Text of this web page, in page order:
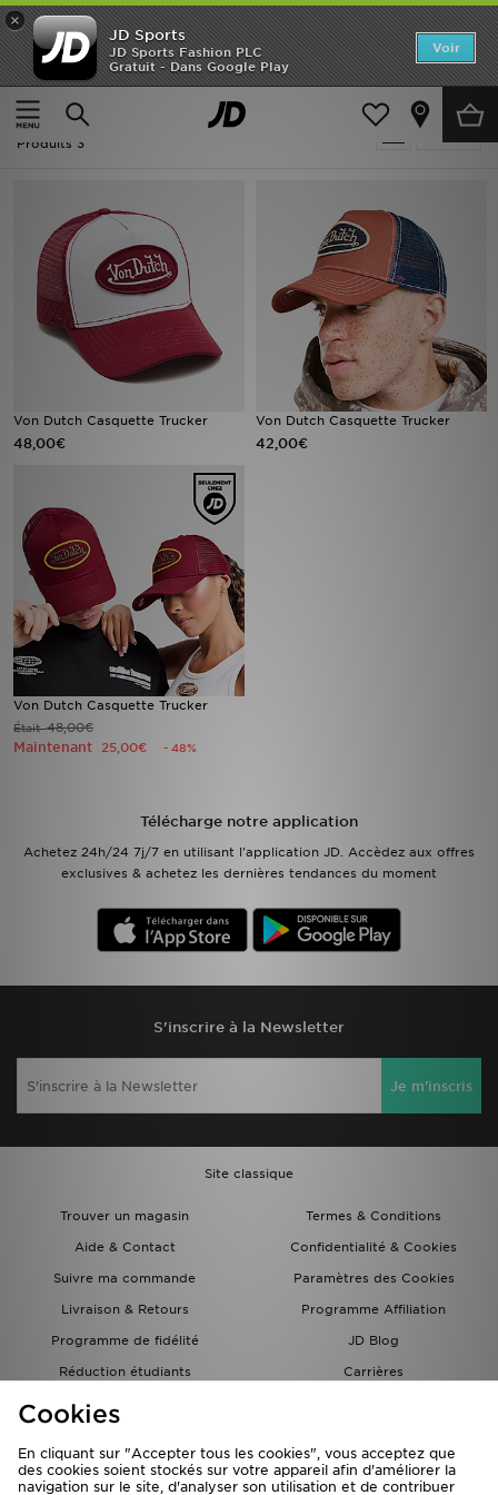
×
JD Sports
JD Sports Fashion PLC
Gratuit - Dans Google Play
Voir
Accueil
Femme
Femme - Rouge Von Dutch
Produits 3
Von Dutch Casquette Trucker
48,00€
Von Dutch Casquette Trucker
42,00€
Von Dutch Casquette Trucker
Était48,00€
Maintenant 25,00€ - 48%
Télécharge notre application
Achetez 24h/24 7j/7 en utilisant l'application JD. Accèdez aux offres
exclusives & achetez les dernières tendances du moment
S'inscrire à la Newsletter
Je m'inscris
Site classique
Trouver un magasin
Termes & Conditions
Aide & Contact
Confidentialité & Cookies
Suivre ma commande
Paramètres des Cookies
Livraison & Retours
Programme Affiliation
Programme de fidélité
JD Blog
Réduction étudiants
Carrières
Carte Cadeau
Accueil
Nouveautés
Homme
Enfant
Collections
Marques
Sports
Mon JD
Suivre Ma Commande
Service client
Nos Magasins
Télécharge l'Appli
Cookies
En cliquant sur "Accepter tous les cookies", vous acceptez que
des cookies soient stockés sur votre appareil afin d'améliorer la
navigation sur le site, d'analyser son utilisation et de contribuer